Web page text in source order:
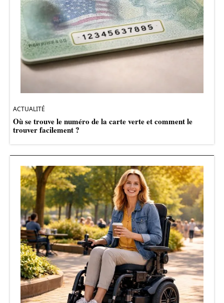
ACTUALITÉ
Où se trouve le numéro de la carte verte et comment le
trouver facilement ?